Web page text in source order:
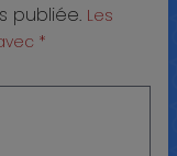
publiée. Les
*